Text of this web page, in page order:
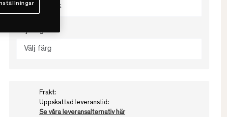
Välj storlek
Välj färg
Frakt:
Uppskattad leveranstid:
Se våra leveransalternativ här